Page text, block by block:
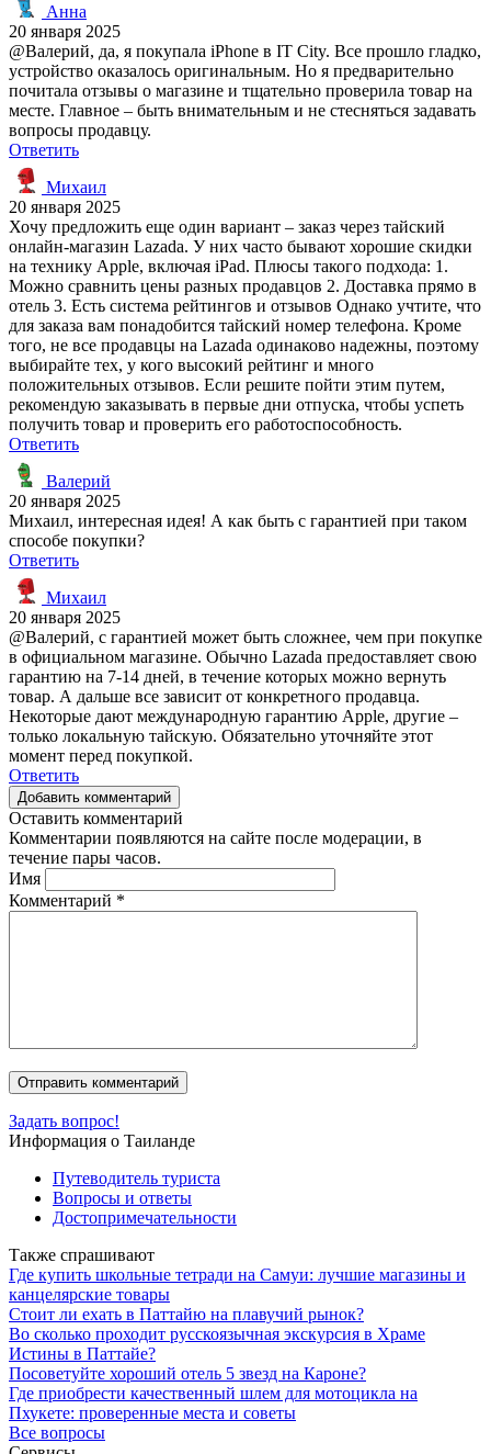
Анна
20 января 2025
@Валерий, да, я покупала iPhone в IT City. Все прошло гладко,
устройство оказалось оригинальным. Но я предварительно
почитала отзывы о магазине и тщательно проверила товар на
месте. Главное – быть внимательным и не стесняться задавать
вопросы продавцу.
Ответить
Михаил
20 января 2025
Хочу предложить еще один вариант – заказ через тайский
онлайн-магазин Lazada. У них часто бывают хорошие скидки
на технику Apple, включая iPad. Плюсы такого подхода: 1.
Можно сравнить цены разных продавцов 2. Доставка прямо в
отель 3. Есть система рейтингов и отзывов Однако учтите, что
для заказа вам понадобится тайский номер телефона. Кроме
того, не все продавцы на Lazada одинаково надежны, поэтому
выбирайте тех, у кого высокий рейтинг и много
положительных отзывов. Если решите пойти этим путем,
рекомендую заказывать в первые дни отпуска, чтобы успеть
получить товар и проверить его работоспособность.
Ответить
Валерий
20 января 2025
Михаил, интересная идея! А как быть с гарантией при таком
способе покупки?
Ответить
Михаил
20 января 2025
@Валерий, с гарантией может быть сложнее, чем при покупке
в официальном магазине. Обычно Lazada предоставляет свою
гарантию на 7-14 дней, в течение которых можно вернуть
товар. А дальше все зависит от конкретного продавца.
Некоторые дают международную гарантию Apple, другие –
только локальную тайскую. Обязательно уточняйте этот
момент перед покупкой.
Ответить
Добавить комментарий
Оставить комментарий
Комментарии появляются на сайте после модерации, в
течение пары часов.
Имя
Комментарий *
Задать вопрос!
Информация о Таиланде
Путеводитель туриста
Вопросы и ответы
Достопримечательности
Также спрашивают
Где купить школьные тетради на Самуи: лучшие магазины и
канцелярские товары
Стоит ли ехать в Паттайю на плавучий рынок?
Во сколько проходит русскоязычная экскурсия в Храме
Истины в Паттайе?
Посоветуйте хороший отель 5 звезд на Кароне?
Где приобрести качественный шлем для мотоцикла на
Пхукете: проверенные места и советы
Все вопросы